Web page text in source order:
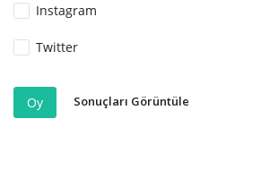
Instagram
Twitter
Oy Sonuçları Görüntüle